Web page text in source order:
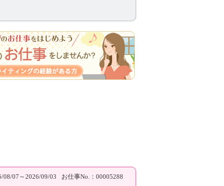
08/07～2026/09/03
お仕事No.：00005288